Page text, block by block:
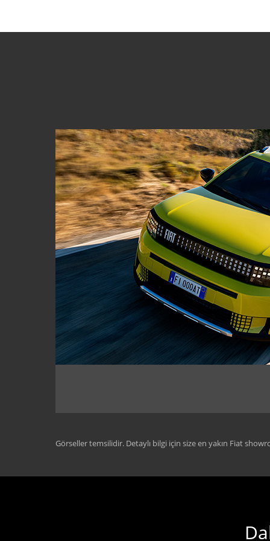
Görseller temsilidir. Detaylı bilgi için size en yakın Fiat